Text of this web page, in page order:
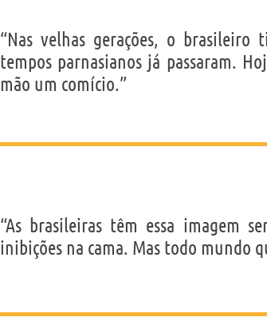
“Nas velhas gerações, o
tempos parnasianos já passaram.
mão um comício.”
“As brasileiras têm essa imagem
inibições na cama. Mas todo mundo